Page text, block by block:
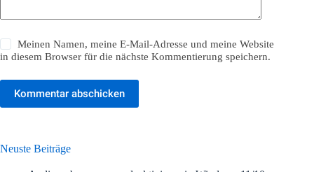
Meinen Namen, meine E-Mail-Adresse und meine Website
in diesem Browser für die nächste Kommentierung speichern.
Kommentar abschicken
Neuste Beiträge